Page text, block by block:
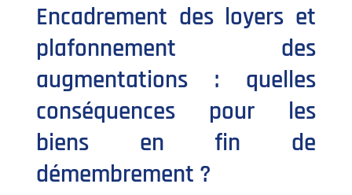
Encadrement des loyers et
plafonnement des
augmentations : quelles
conséquences pour les
biens en fin de
démembrement ?